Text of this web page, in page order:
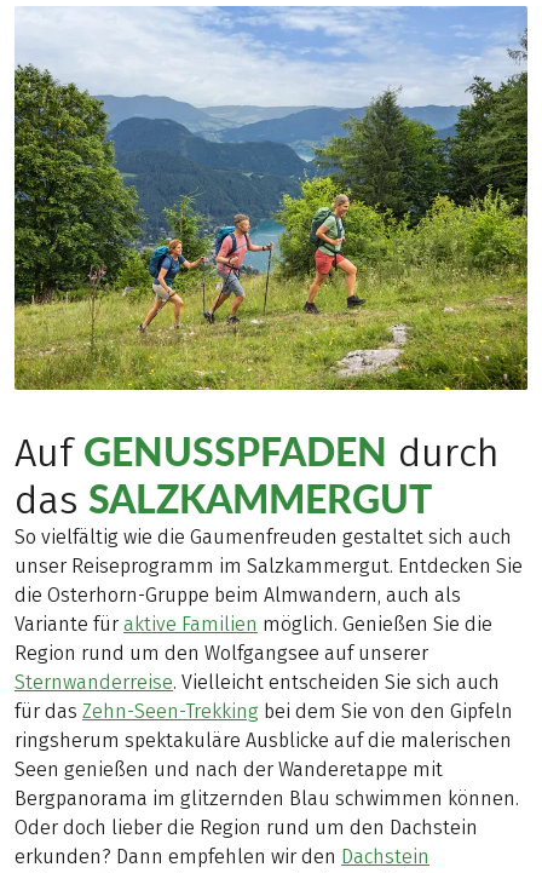
Auf GENUSSPFADEN durch
das SALZKAMMERGUT
So vielfältig wie die Gaumenfreuden gestaltet sich auch
unser Reiseprogramm im Salzkammergut. Entdecken Sie
die Osterhorn-Gruppe beim Almwandern, auch als
Variante für aktive Familien möglich. Genießen Sie die
Region rund um den Wolfgangsee auf unserer
Sternwanderreise. Vielleicht entscheiden Sie sich auch
für das Zehn-Seen-Trekking bei dem Sie von den Gipfeln
ringsherum spektakuläre Ausblicke auf die malerischen
Seen genießen und nach der Wanderetappe mit
Bergpanorama im glitzernden Blau schwimmen können.
Oder doch lieber die Region rund um den Dachstein
erkunden? Dann empfehlen wir den Dachstein